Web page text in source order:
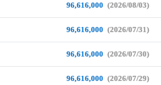
96,616,000 (2026/08/03)
96,616,000 (2026/07/31)
96,616,000 (2026/07/30)
96,616,000 (2026/07/29)